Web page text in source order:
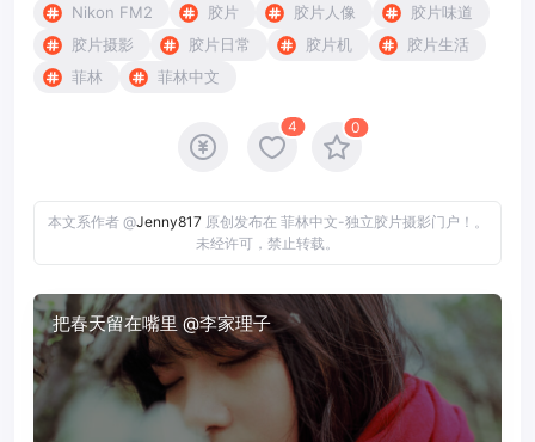
Nikon FM2 胶片 胶片人像
胶片味道
胶片摄影
胶片日常 胶片机
胶片生活
菲林
菲林中文
4 0
本文系作者 @Jenny817原创发布在 菲林中文-独立胶片摄影门户！。
未经许可，禁止转载。
把春天留在嘴里 @李家理子